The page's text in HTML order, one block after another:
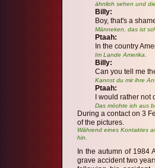
ähnlich sehen und
Billy:
Boy, that's a
Männeken, das ist
Ptaah:
In the country
Im Lande Amerika.
Billy:
Can you tell me
Kannst du mir ihre
Ptaah:
I would rather
Das möchte ich aus
During a contact on 3
of the pictures.
Während eines Kontaktes
hin.
In the autumn of 1984
grave accident two